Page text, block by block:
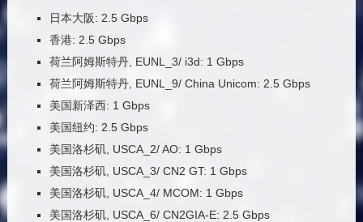
日本大阪: 2.5 Gbps
香港: 2.5 Gbps
荷兰阿姆斯特丹, EUNL_3/ i3d: 1 Gbps
荷兰阿姆斯特丹, EUNL_9/ China Unicom: 2.5 Gbps
美国新泽西: 1 Gbps
美国纽约: 2.5 Gbps
美国洛杉矶, USCA_2/ AO: 1 Gbps
美国洛杉矶, USCA_3/ CN2 GT: 1 Gbps
美国洛杉矶, USCA_4/ MCOM: 1 Gbps
美国洛杉矶, USCA_6/ CN2GIA-E: 2.5 Gbps